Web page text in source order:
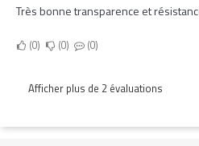
Très bonne transparence et
0 0 0
Afficher plus de 2 évaluations